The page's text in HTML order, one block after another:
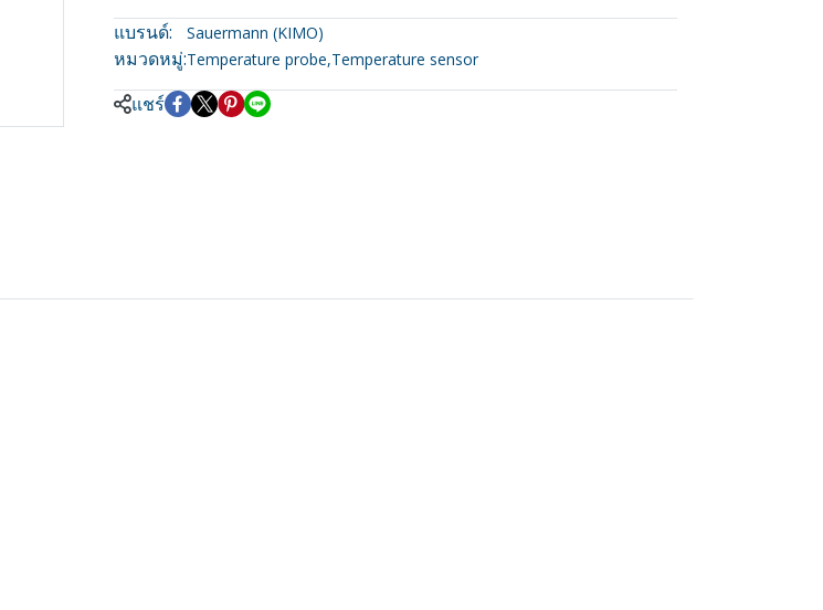
แบรนด์:
Sauermann (KIMO)
หมวดหมู่:Temperature probe,Temperature sensor
แชร์